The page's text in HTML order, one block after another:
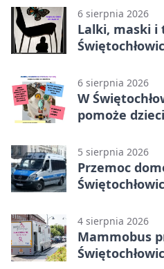
6 sierpnia 2026
Lalki, maski i
6 sierpnia 2026
W
pomoże
5 sierpnia 2026
Przemoc
4 sierpnia 2026
Mammobus